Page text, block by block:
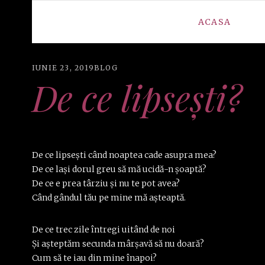
ACASA
IUNIE 23, 2019BLOG
De ce lipsești?
De ce lipsești când noaptea cade asupra mea?
De ce lași dorul greu să mă ucidă-n șoaptă?
De ce e prea târziu și nu te pot avea?
Când gândul tău pe mine mă așteaptă.
De ce trec zile întregi uitând de noi
Și așteptăm secunda mârșavă să nu doară?
Cum să te iau din mine înapoi?